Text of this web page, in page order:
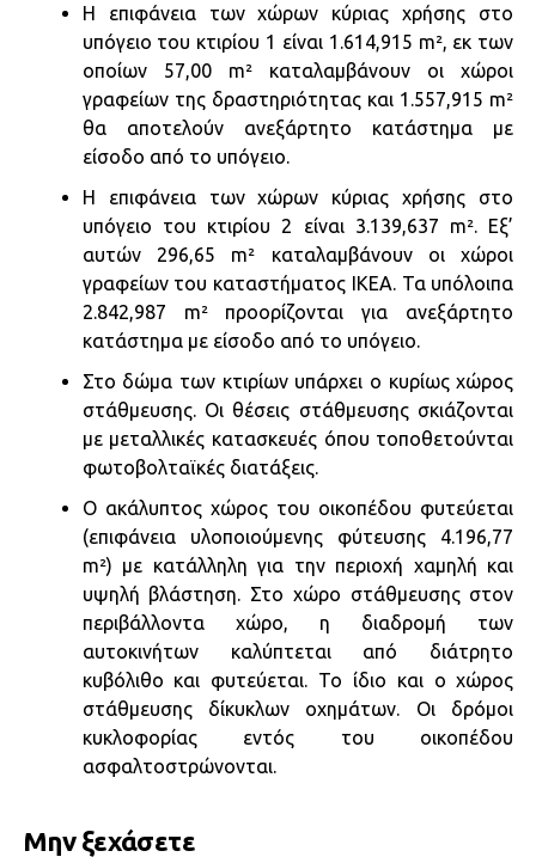
Η επιφάνεια των χώρων κύριας χρήσης στο
υπόγειο του κτιρίου 1 είναι 1.614,915 m², εκ των
οποίων 57,00 m² καταλαμβάνουν οι χώροι
γραφείων της δραστηριότητας και 1.557,915 m²
θα αποτελούν ανεξάρτητο κατάστημα με
είσοδο από το υπόγειο.
Η επιφάνεια των χώρων κύριας χρήσης στο
υπόγειο του κτιρίου 2 είναι 3.139,637 m². Εξ’
αυτών 296,65 m² καταλαμβάνουν οι χώροι
γραφείων του καταστήματος ΙΚΕΑ. Τα υπόλοιπα
2.842,987 m² προορίζονται για ανεξάρτητο
κατάστημα με είσοδο από το υπόγειο.
Στο δώμα των κτιρίων υπάρχει ο κυρίως χώρος
στάθμευσης. Οι θέσεις στάθμευσης σκιάζονται
με μεταλλικές κατασκευές όπου τοποθετούνται
φωτοβολταϊκές διατάξεις.
Ο ακάλυπτος χώρος του οικοπέδου φυτεύεται
(επιφάνεια υλοποιούμενης φύτευσης 4.196,77
m²) με κατάλληλη για την περιοχή χαμηλή και
υψηλή βλάστηση. Στο χώρο στάθμευσης στον
περιβάλλοντα χώρο, η διαδρομή των
αυτοκινήτων καλύπτεται από διάτρητο
κυβόλιθο και φυτεύεται. Το ίδιο και ο χώρος
στάθμευσης δίκυκλων οχημάτων. Οι δρόμοι
κυκλοφορίας εντός του οικοπέδου
ασφαλτοστρώνονται.
Μην ξεχάσετε